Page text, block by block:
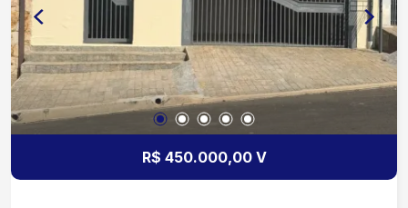
R$ 450.000,00 V